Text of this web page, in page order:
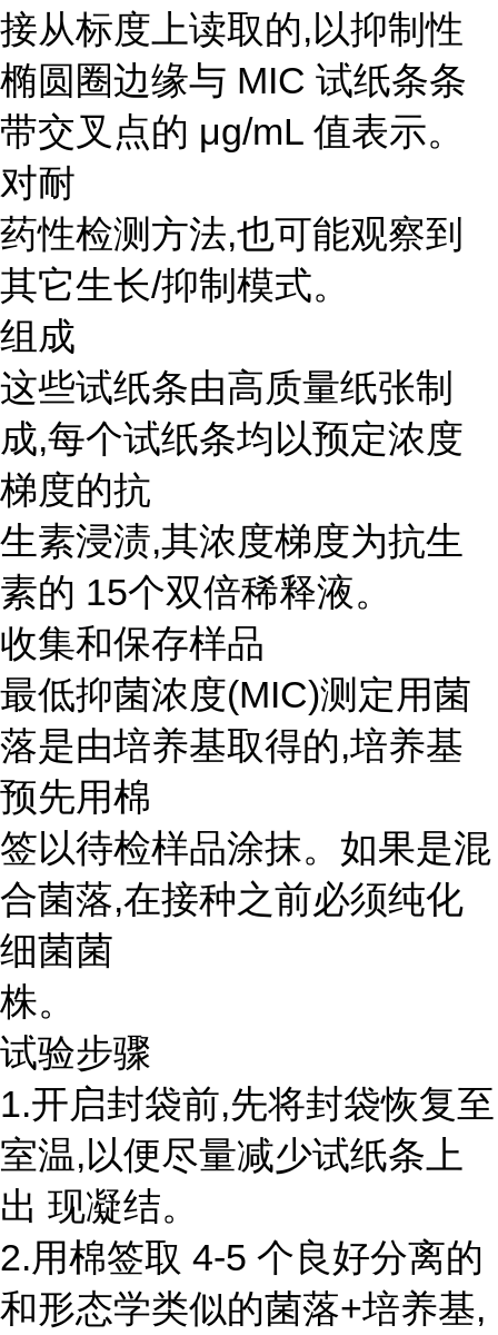
接从标度上读取的,以抑制性
椭圆圈边缘与 MIC 试纸条条
带交叉点的 μg/mL 值表示。
对耐
药性检测方法,也可能观察到
其它生长/抑制模式。
组成
这些试纸条由高质量纸张制
成,每个试纸条均以预定浓度
梯度的抗
生素浸渍,其浓度梯度为抗生
素的 15个双倍稀释液。
收集和保存样品
最低抑菌浓度(MIC)测定用菌
落是由培养基取得的,培养基
预先用棉
签以待检样品涂抹。如果是混
合菌落,在接种之前必须纯化
细菌菌
株。
试验步骤
1.开启封袋前,先将封袋恢复至
室温,以便尽量减少试纸条上
出 现凝结。
2.用棉签取 4-5 个良好分离的
和形态学类似的菌落+培养基,